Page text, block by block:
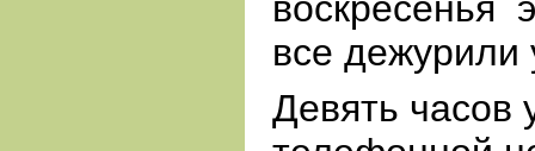
все дежурили
Девять часов